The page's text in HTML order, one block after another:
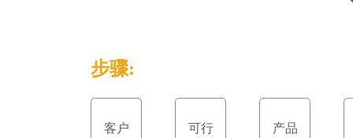
步骤:
客户
可行
产品